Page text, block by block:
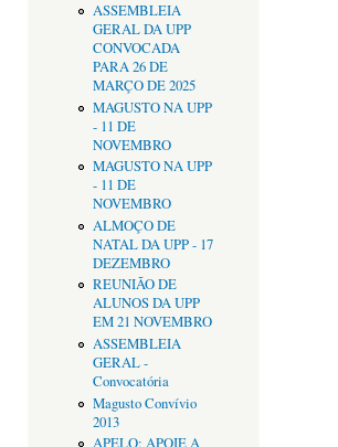
ASSEMBLEIA
GERAL DA UPP
CONVOCADA
PARA 26 DE
MARÇO DE 2025
MAGUSTO NA UPP
- 11 DE
NOVEMBRO
MAGUSTO NA UPP
- 11 DE
NOVEMBRO
ALMOÇO DE
NATAL DA UPP - 17
DEZEMBRO
REUNIÃO DE
ALUNOS DA UPP
EM 21 NOVEMBRO
ASSEMBLEIA
GERAL -
Convocatória
Magusto Convívio
2013
APELO: APOIE A